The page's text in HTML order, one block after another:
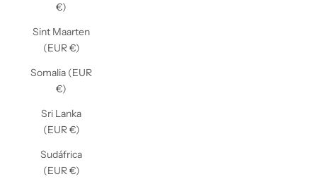
€)
Sint Maarten
(EUR €)
Somalia (EUR
€)
Sri Lanka
(EUR €)
Sudáfrica
(EUR €)